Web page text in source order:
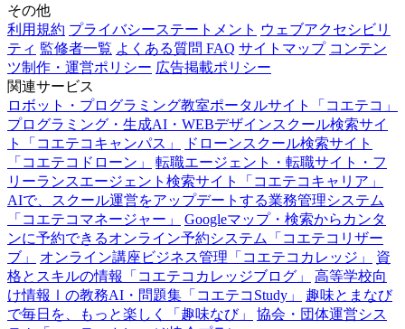
その他
利用規約 プライバシーステートメント ウェブアクセシビリ
ティ 監修者一覧 よくある質問 FAQ サイトマップ コンテン
ツ制作・運営ポリシー 広告掲載ポリシー
関連サービス
ロボット・プログラミング教室ポータルサイト「コエテコ」
プログラミング・生成AI・WEBデザインスクール検索サイ
ト「コエテコキャンパス」
ドローンスクール検索サイト
「コエテコドローン」
転職エージェント・転職サイト・フ
リーランスエージェント検索サイト「コエテコキャリア」
AIで、スクール運営をアップデートする業務管理システム
「コエテコマネージャー」
Googleマップ・検索からカンタ
ンに予約できるオンライン予約システム「コエテコリザー
ブ」
オンライン講座ビジネス管理「コエテコカレッジ」
資
格とスキルの情報「コエテコカレッジブログ」
高等学校向
け情報Ⅰの教務AI・問題集「コエテコStudy」
趣味とまなび
で毎日を、もっと楽しく「趣味なび」
協会・団体運営シス